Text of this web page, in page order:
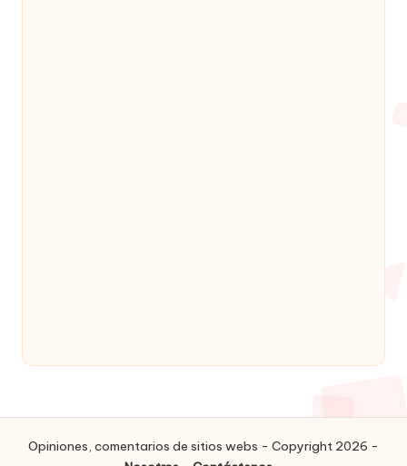
Opiniones, comentarios de sitios webs - Copyright 2026 -